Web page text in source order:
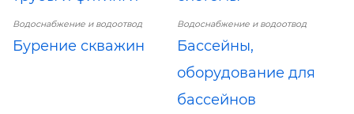
Водоснабжение и водоотвод
Бурение скважин
Водоснабжение и водоотвод
Бассейны,
оборудование для
бассейнов